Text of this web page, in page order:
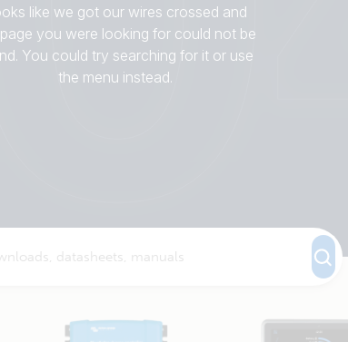
like we got our wires crossed and
you were looking for could not be
You could try searching for it or use
the menu instead.